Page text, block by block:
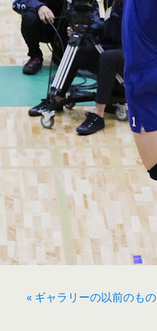
« ギャラリーの以前のもの